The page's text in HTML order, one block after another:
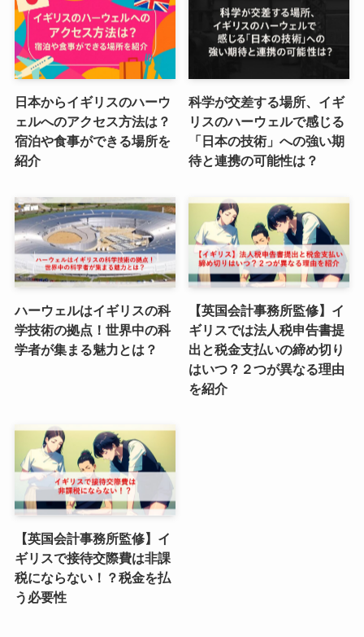
日本からイギリスのハーウ
ェルへのアクセス方法は？
宿泊や食事ができる場所を
紹介
科学が交差する場所、イギ
リスのハーウェルで感じる
「日本の技術」への強い期
待と連携の可能性は？
ハーウェルはイギリスの科
学技術の拠点！世界中の科
学者が集まる魅力とは？
【英国会計事務所監修】イ
ギリスでは法人税申告書提
出と税金支払いの締め切り
はいつ？２つが異なる理由
を紹介
【英国会計事務所監修】イ
ギリスで接待交際費は非課
税にならない！？税金を払
う必要性